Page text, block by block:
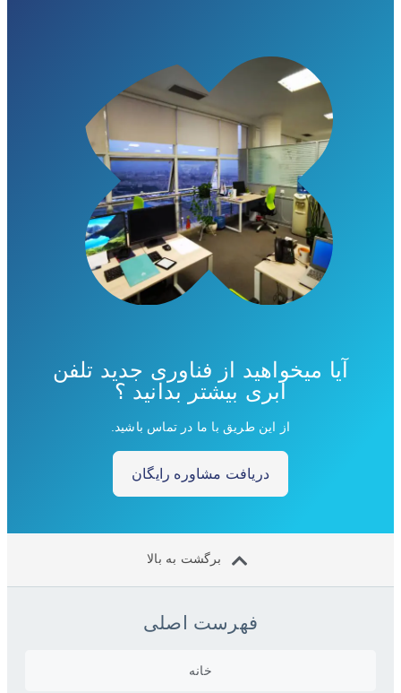
آیا میخواهید از فناوری جدید تلفن
ابری بیشتر بدانید ؟
از این طریق با ما در تماس باشید.
دریافت مشاوره رایگان
برگشت به بالا
فهرست اصلی
خانه